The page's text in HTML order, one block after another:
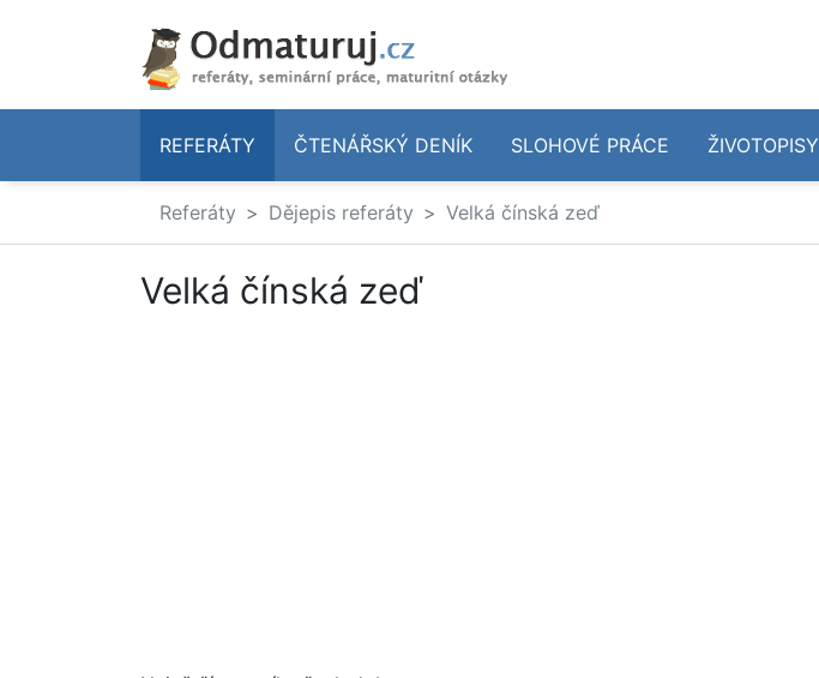
REFERÁTY ČTENÁŘSKÝ DENÍK SLOHOVÉ PRÁCE ŽIVOTOPISY
Referáty Dějepis referáty Velká čínská zeď
Velká čínská zeď